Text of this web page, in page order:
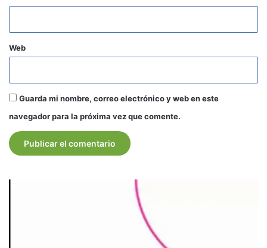
Web
Guarda mi nombre, correo electrónico y web en este
navegador para la próxima vez que comente.